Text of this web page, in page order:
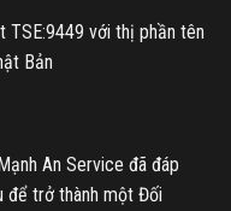
TSE:9449 với thị phần tên
Bản
An Service đã đáp
để trở thành một Đối